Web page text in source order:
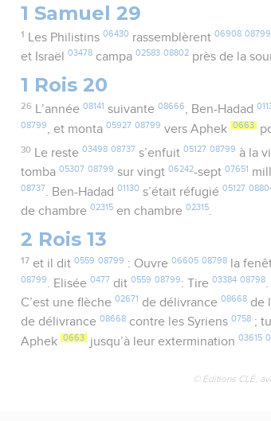
1 Samuel 29
1 Les Philistins 06430 rassemblèrent 06908 08799
et Israël03478 campa02583 08802 près de la
1 Rois 20
26 L’année 08141 suivante 08666, Ben-Hadad
08799 , et monta05927 08799 vers Aphek 0663
30 Le reste 03498 08737 s’enfuit 05127 08799 à la
tomba05307 08799 sur vingt06242-sept07651
08737 . Ben-Hadad01130 s’était réfugié05127
de chambre02315 en chambre02315.
2 Rois 13
17 et il dit 0559 08799 : Ouvre 06605 08798la
08799 . Elisée0477 dit0559 08799: Tire03384 08798
C’est une flèche02671 de délivrance08668 de
de délivrance08668 contre les Syriens0758 ;
Aphek 0663 jusqu’à leur extermination03615
© Éditions CLÉ,